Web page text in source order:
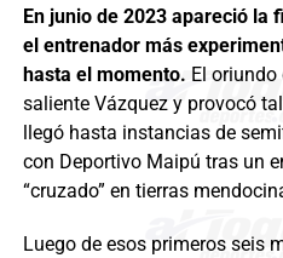
En junio de 2023 apareció la
el entrenador más
hasta el momento. El oriundo
saliente Vázquez y provocó
llegó hasta instancias de
con Deportivo Maipú tras un
“cruzado” en tierras
Luego de esos primeros seis